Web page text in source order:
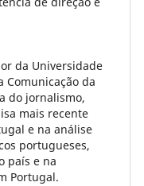
da Universidade
Comunicação da
do jornalismo,
mais recente
e na análise
portugueses,
país e na
Portugal.